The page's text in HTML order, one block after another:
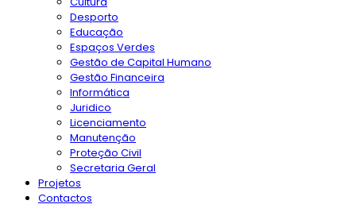
Desporto
Educação
Espaços Verdes
Gestão de Capital Humano
Gestão Financeira
Informática
Juridico
Licenciamento
Manutenção
Proteção Civil
Secretaria Geral
Projetos
Contactos